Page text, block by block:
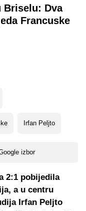
Briselu: Dva
Francuske
Irfan Peljto
izbor
2:1 pobijedila
a u centru
Irfan Peljto